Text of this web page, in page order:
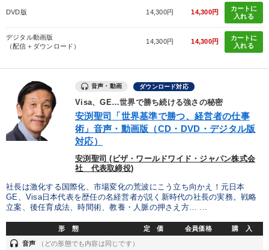
※「更新」を押すと「タグ・キーワード」を更新いただけます。
DVD版 14,300円 14,300円
カートに
入れる
デジタル動画版
（配信＋ダウンロード）
14,300円 14,300円
カートに
入れる
音声・動画 ダウンロード対応
Visa、GE…世界で勝ち続ける強さの秘密
安渕聖司「世界基準で勝つ、経営者の仕事
術」音声・動画版（CD・DVD・デジタル版
対応）
安渕聖司 (ビザ・ワールドワイド・ジャパン株式会
社 代表取締役)
社長は激化する国際化、市場変化の荒波にこう立ち向かえ！元日本
GE、Visa日本代表を歴任の名経営者が説く新時代の社長の実務。戦略
立案、後任育成法、時間術、教養・人脈の押さえ方… ...
形 態 定 価 会員価格 購 入
headset 音声 （どの形態でも内容は同じです）